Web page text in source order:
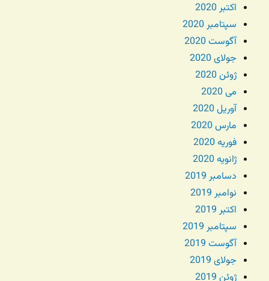
اکتبر 2020
سپتامبر 2020
آگوست 2020
جولای 2020
ژوئن 2020
می 2020
آوریل 2020
مارس 2020
فوریه 2020
ژانویه 2020
دسامبر 2019
نوامبر 2019
اکتبر 2019
سپتامبر 2019
آگوست 2019
جولای 2019
ژوئن 2019